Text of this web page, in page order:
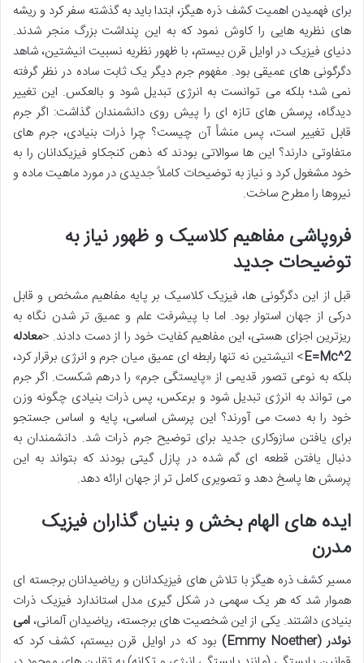
برای فهمیدن اهمیت کشف ذره هیگز، ابتدا باید به گذشته سفر کرد و ریشه
های نظریه هایی را کاوش نمود که به این پنداشت بزرگ منجر شدند.
دنیای فیزیک در اوایل قرن بیستم، با ظهور نظریه نسبیت انیشتین، شاهد
دگرگونی های عمیقی بود. مفهوم جرم دیگر یک ثابت ساده در نظر گرفته
نمی شد؛ بلکه می توانست به انرژی تبدیل شود و بالعکس. این تغییر
دیدگاه، پرسش های تازه ای را پیش روی دانشمندان گذاشت: اگر جرم
قابل تغییر است، پس منشأ آن چیست؟ چرا ذرات بنیادی، جرم های
متفاوتی دارند؟ این ها سوالاتی بودند که ذهن کنجکاو فیزیکدانان را به
خود مشغول کرد و نیاز به توضیحات کاملاً جدیدی در مورد ماهیت ماده و
نیروها را مطرح ساخت.
فروپاشی مفاهیم کلاسیک و ظهور نیاز به
توضیحات جدید
قبل از این دگرگونی ها، فیزیک کلاسیک بر پایه مفاهیم مشخص و قابل
درکی از جهان استوار بود. اما با پیشرفت علم و عمیق تر شدن نگاه به
ریزترین اجزای هستی، این مفاهیم کفایت خود را از دست دادند. <معادله
E=Mc^2> انیشتین نه تنها رابطه ای عمیق میان جرم و انرژی برقرار کرد،
بلکه به نوعی تصور قدیمی از «پایستگی جرم» را درهم شکست. اگر جرم
می تواند به انرژی تبدیل شود و برعکس، پس ذرات بنیادی چگونه وزن
خود را به دست می آورند؟ این پرسش اساسی، پایه و اساس جستجو
برای یافتن سازوکاری جدید برای توضیح جرم ذرات شد. دانشمندان به
دنبال یافتن قطعه ای گم شده در پازل گیتی بودند که بتواند به این
پرسش ها پاسخ دهد و تصویری کامل تر از جهان ارائه دهد.
ایده های الهام بخش و بنیان گذاران فیزیک
مدرن
مسیر کشف ذره هیگز با تلاش های فیزیکدانان و ریاضیدانان برجسته ای
هموار شد که هر یک سهمی در شکل گیری مدل استاندارد فیزیک ذرات
بنیادی داشتند. یکی از این شخصیت های برجسته، ریاضیدان آلمانی، امی
نوئدر (Emmy Noether)
بود که در اوایل قرن بیستم، کشف کرد که